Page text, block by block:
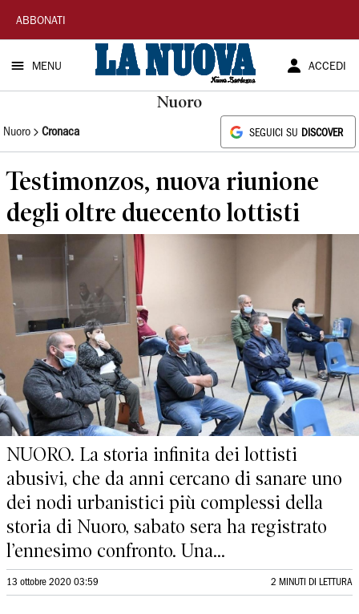
La
Nuova
Sardegna
ABBONATI
MENU ACCEDI
Nuoro
Nuoro Cronaca SEGUICI SU DISCOVER
Testimonzos, nuova riunione
degli oltre duecento lottisti
NUORO. La storia infinita dei lottisti
abusivi, che da anni cercano di sanare uno
dei nodi urbanistici più complessi della
storia di Nuoro, sabato sera ha registrato
l’ennesimo confronto. Una...
13 ottobre 2020 03:59 2 MINUTI DI LETTURA